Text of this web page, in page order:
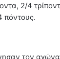
2/4
πόντους.
τον